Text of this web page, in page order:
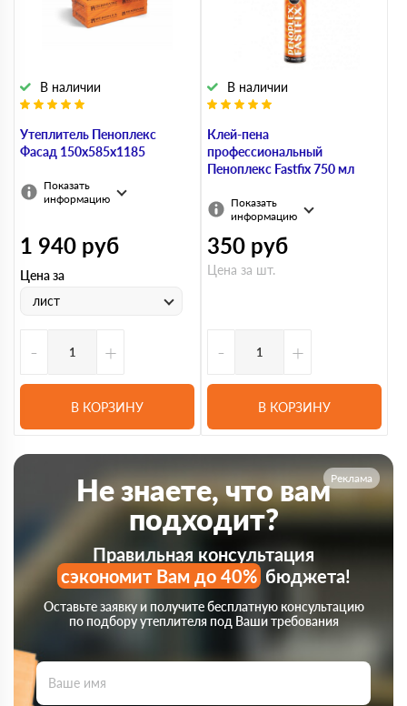
Утеплитель Пеноплекс
Фасад 150х585х1185
В наличии
Показать
информацию
1 940 руб
Цена за
лист
- +
В КОРЗИНУ
Клей-пена
профессиональный
Пеноплекс Fastfix 750 мл
В наличии
Показать
информацию
350 руб
Цена за шт.
- +
В КОРЗИНУ
Реклама
Не знаете, что вам
подходит?
Правильная консультация
сэкономит Вам до 40%бюджета!
Оставьте заявку и получите бесплатную консультацию
по подбору утеплителя под Ваши требования